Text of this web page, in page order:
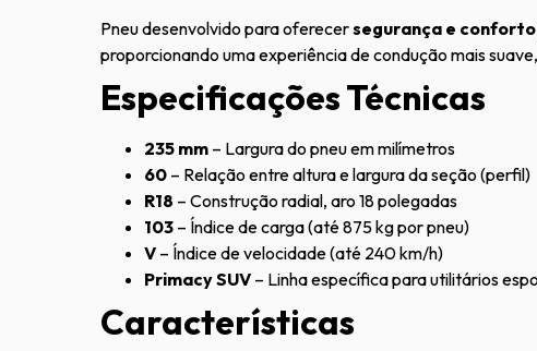
Pneu desenvolvido para oferecersegurança e conforto
proporcionando uma experiência de condução mais
Especificações Técnicas
235 mm – Largura do pneu em milímetros
60 – Relação entre altura e largura da seção (perfil)
R18 – Construção radial, aro 18 polegadas
103 – Índice de carga (até 875 kg por pneu)
V – Índice de velocidade (até 240 km/h)
Primacy SUV – Linha específica para utilitários
Características